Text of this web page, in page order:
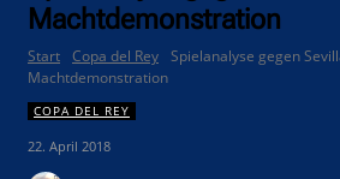
Machtdemonstration
Start Copa del Rey Spielanalyse gegen
Machtdemonstration
COPA DEL REY
22. April 2018